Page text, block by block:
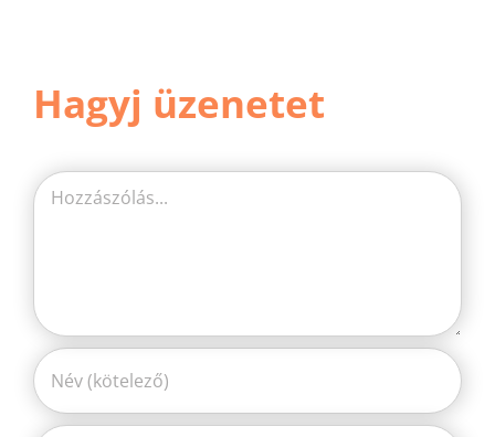
Hagyj üzenetet
Hozzászólás